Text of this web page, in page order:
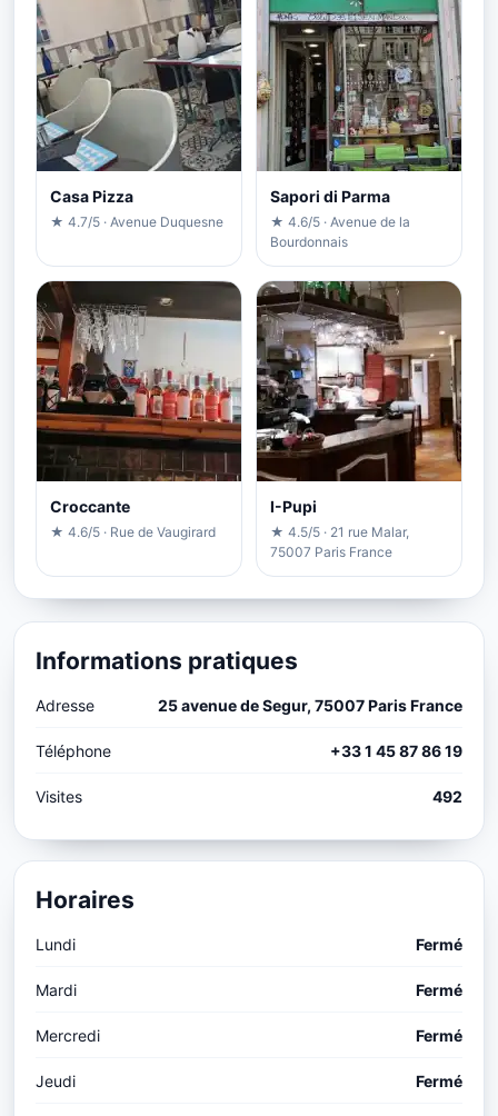
Casa Pizza
★ 4.7/5 · Avenue Duquesne
Sapori di Parma
★ 4.6/5 · Avenue de la
Bourdonnais
Croccante
★ 4.6/5 · Rue de Vaugirard
I-Pupi
★ 4.5/5 · 21 rue Malar,
75007 Paris France
Informations pratiques
Adresse 25 avenue de Segur, 75007 Paris France
Téléphone +33 1 45 87 86 19
Visites 492
Horaires
Lundi Fermé
Mardi Fermé
Mercredi Fermé
Jeudi Fermé